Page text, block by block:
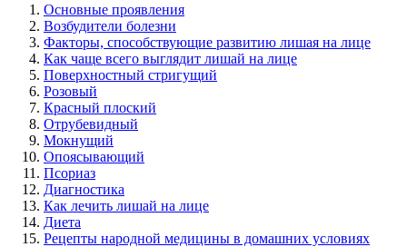
Основные проявления
Возбудители болезни
Факторы, способствующие развитию лишая на лице
Как чаще всего выглядит лишай на лице
Поверхностный стригущий
Розовый
Красный плоский
Отрубевидный
Мокнущий
Опоясывающий
Псориаз
Диагностика
Как лечить лишай на лице
Диета
Рецепты народной медицины в домашних условиях